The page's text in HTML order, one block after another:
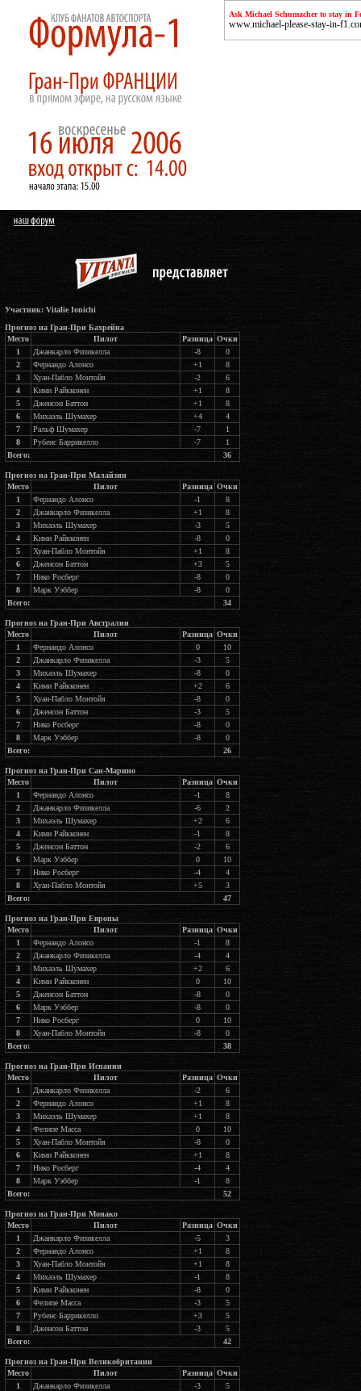
Участник: Vitalie Ionichi
Прогноз на Гран-При Бахрейна
Место
Пилот Разница Очки
1
Джанкарло Физикелла -8
0
2
Фернандо Алонсо +1
8
3
Хуан-Пабло Монтойя -2
6
4
Кими Райкконен +1
8
5
Дженсон Баттон +1
8
6
Михаэль Шумахер +4
4
7
Ральф Шумахер -7
1
8
Рубенс Баррикелло -7
1
Всего:
36
Прогноз на Гран-При Малайзии
Место
Пилот Разница Очки
1
Фернандо Алонсо -1
8
2
Джанкарло Физикелла +1
8
3
Михаэль Шумахер -3
5
4
Кими Райкконен -8
0
5
Хуан-Пабло Монтойя +1
8
6
Дженсон Баттон +3
5
7
Нико Росберг -8
0
8
Марк Уэббер -8
0
Всего:
34
Прогноз на Гран-При Австралии
Место
Пилот Разница Очки
1
Фернандо Алонсо 0
10
2
Джанкарло Физикелла -3
5
3
Михаэль Шумахер -8
0
4
Кими Райкконен +2
6
5
Хуан-Пабло Монтойя -8
0
6
Дженсон Баттон -3
5
7
Нико Росберг -8
0
8
Марк Уэббер -8
0
Всего:
26
Прогноз на Гран-При Сан-Марино
Место
Пилот Разница Очки
1
Фернандо Алонсо -1
8
2
Джанкарло Физикелла -6
2
3
Михаэль Шумахер +2
6
4
Кими Райкконен -1
8
5
Дженсон Баттон -2
6
6
Марк Уэббер 0
10
7
Нико Росберг -4
4
8
Хуан-Пабло Монтойя +5
3
Всего:
47
Прогноз на Гран-При Европы
Место
Пилот Разница Очки
1
Фернандо Алонсо -1
8
2
Джанкарло Физикелла -4
4
3
Михаэль Шумахер +2
6
4
Кими Райкконен 0
10
5
Дженсон Баттон -8
0
6
Марк Уэббер -8
0
7
Нико Росберг 0
10
8
Хуан-Пабло Монтойя -8
0
Всего:
38
Прогноз на Гран-При Испании
Место
Пилот Разница Очки
1
Джанкарло Физикелла -2
6
2
Фернандо Алонсо +1
8
3
Михаэль Шумахер +1
8
4
Фелипе Масса 0
10
5
Хуан-Пабло Монтойя -8
0
6
Кими Райкконен +1
8
7
Нико Росберг -4
4
8
Марк Уэббер -1
8
Всего:
52
Прогноз на Гран-При Монако
Место
Пилот Разница Очки
1
Джанкарло Физикелла -5
3
2
Фернандо Алонсо +1
8
3
Хуан-Пабло Монтойя +1
8
4
Михаэль Шумахер -1
8
5
Кими Райкконен -8
0
6
Фелипе Масса -3
5
7
Рубенс Баррикелло +3
5
8
Дженсон Баттон -3
5
Всего:
42
Прогноз на Гран-При Великобритании
Место
Пилот Разница Очки
1
Джанкарло Физикелла -3
5
Ask Michael Schumacher to stay in
www.michael-please-stay-in-